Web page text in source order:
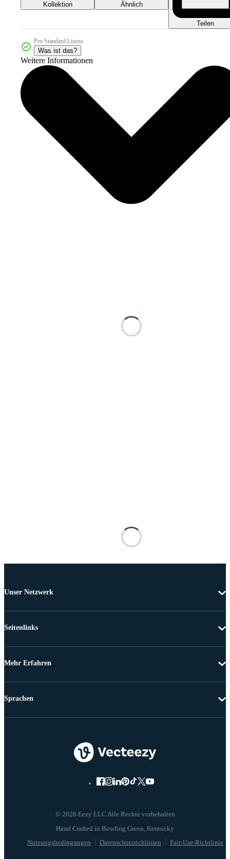
Kollektion Ähnlich
Teilen
Pro Standard Lizenz
Was ist das?
Weitere Informationen
Unser Netzwerk
Seitenlinks
Mehr Erfahren
© 2026 Eezy LLC Alle Rechte vorbehalten
Nutzungsbedingungen Datenschutzrichlinien Fair-Use-Richtlinie
Sprachen